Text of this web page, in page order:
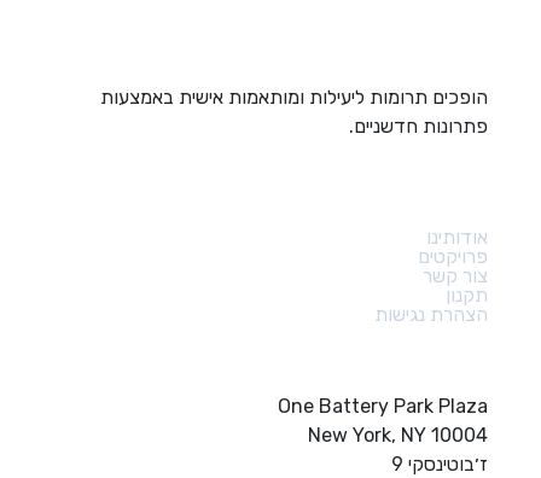
הופכים תרומות ליעילות ומותאמות אישית באמצעות
פתרונות חדשניים.
אודותינו
פרויקטים
צור קשר
תקנון
הצהרת נגישות
One Battery Park Plaza
New York, NY 10004
ז׳בוטינסקי 9